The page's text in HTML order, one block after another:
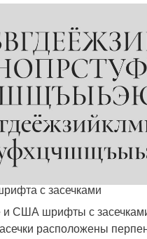
с засечками
и США шрифты с
расположены